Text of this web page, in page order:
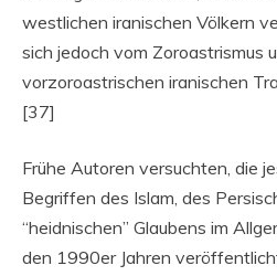
westlichen iranischen Völkern
sich jedoch vom Zoroastrismus
vorzoroastrischen iranischen
[37]
Frühe Autoren versuchten, die
Begriffen des Islam, des
“heidnischen” Glaubens im
den 1990er Jahren